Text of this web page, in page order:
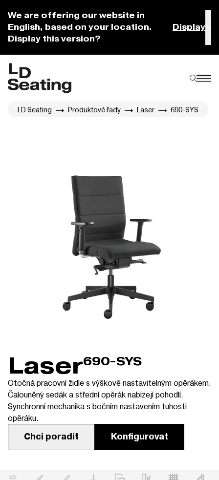
We are offering our website in
English, based on your location.
Display this version?
Display
LD Seating Produktové řady Laser 690-SYS
Laser690-SYS
Otočná pracovní židle s výškově nastavitelným opěrákem.
Čalouněný sedák a střední opěrák nabízejí pohodlí.
Synchronní mechanika s bočním nastavením tuhosti
opěráku.
Chci poradit Konfigurovat